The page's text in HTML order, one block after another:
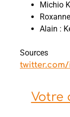
Michio
Alain :
Votre